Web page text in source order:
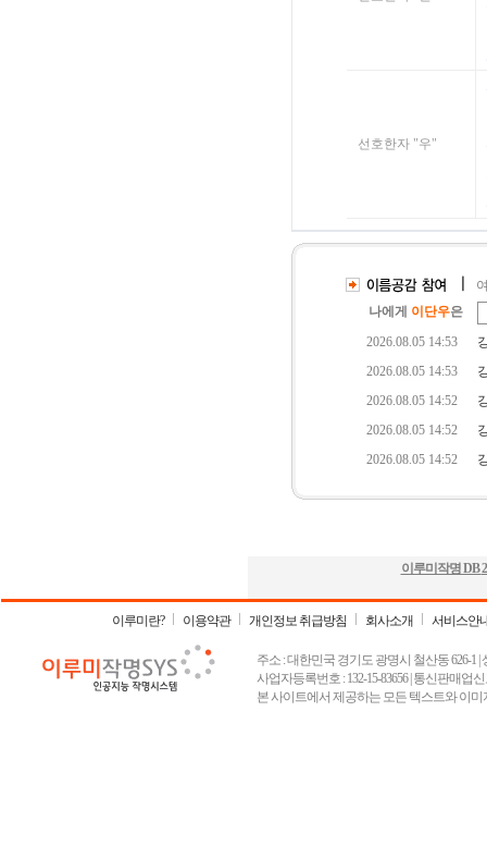
이루미작명 DB
이루미란? 이용약관 개인정보 취급방침 회사소개 서비스안
주소 : 대한민국 경기도 광명시 철산동 626-1 |
사업자등록번호 : 132-15-83656 | 통신판매업
본 사이트에서 제공하는 모든 텍스트와 이